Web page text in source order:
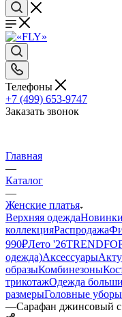
Телефоны
+7 (499) 653-9747
Заказать звонок
Главная
—
Каталог
—
Женские платья
Верхняя одеждаНовинки
коллекцияРаспродажа
990₽Лето '26
одежда)Аксессуары
образыКомбинезоны
трикотажОдежда
размерыГоловные уборы
—Сарафан джинсовый